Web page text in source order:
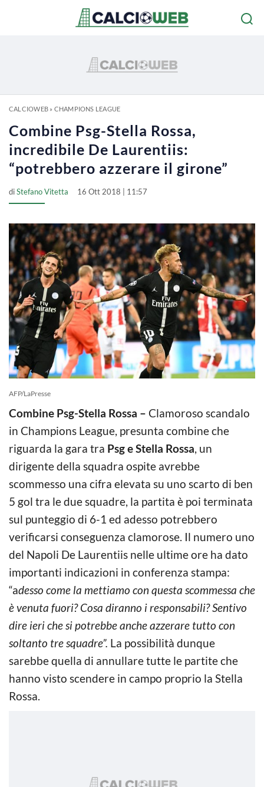
CALCIOWEB» CHAMPIONS LEAGUE
Combine Psg-Stella Rossa,
incredibile De Laurentiis:
“potrebbero azzerare il girone”
diStefano Vitetta 16 Ott 2018 | 11:57
AFP/LaPresse
Combine Psg-Stella Rossa – Clamoroso scandalo
in Champions League, presunta combine che
riguarda la gara tra Psg e Stella Rossa, un
dirigente della squadra ospite avrebbe
scommesso una cifra elevata su uno scarto di ben
5 gol tra le due squadre, la partita è poi terminata
sul punteggio di 6-1 ed adesso potrebbero
verificarsi conseguenza clamorose. Il numero uno
del Napoli De Laurentiis nelle ultime ore ha dato
importanti indicazioni in conferenza stampa:
“adesso come la mettiamo con questa scommessa che
è venuta fuori? Cosa diranno i responsabili? Sentivo
dire ieri che si potrebbe anche azzerare tutto con
soltanto tre squadre”. La possibilità dunque
sarebbe quella di annullare tutte le partite che
hanno visto scendere in campo proprio la Stella
Rossa.